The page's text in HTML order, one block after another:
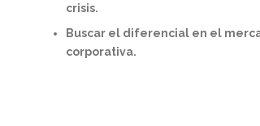
crisis.
Buscar el diferencial en el
corporativa.